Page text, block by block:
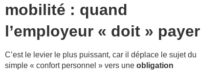
mobilité : quand
l’employeur « doit » payer
C’est le levier le plus puissant, car il déplace le sujet du
simple « confort personnel » vers une obligation